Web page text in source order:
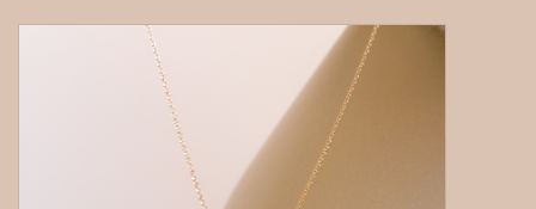
The Wedding collectie